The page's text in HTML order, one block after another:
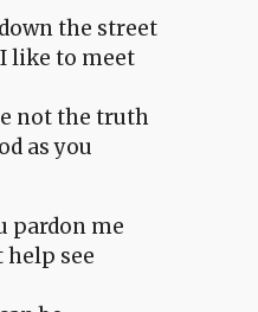
the street
like to meet
not the truth
as you
pardon me
help see